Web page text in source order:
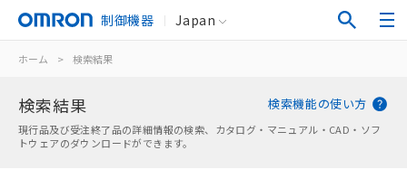
制御機器 Japan
ホーム > 検索結果
検索結果
現行品及び受注終了品の詳細情報の検索、カタログ・マニュアル・CAD・ソフ
トウェアのダウンロードができます。
検索機能の使い方